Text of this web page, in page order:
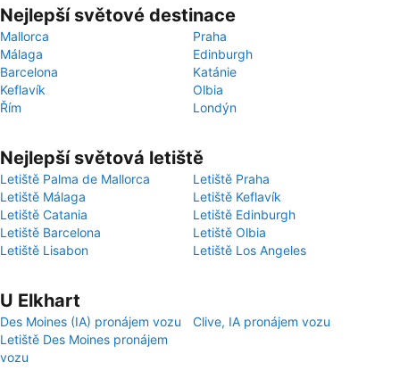
Nejlepší světové destinace
Mallorca
Praha
Málaga
Edinburgh
Barcelona
Katánie
Keflavík
Olbia
Řím
Londýn
Nejlepší světová letiště
Letiště Palma de Mallorca
Letiště Praha
Letiště Málaga
Letiště Keflavík
Letiště Catania
Letiště Edinburgh
Letiště Barcelona
Letiště Olbia
Letiště Lisabon
Letiště Los Angeles
U Elkhart
Des Moines (IA) pronájem vozu
Clive, IA pronájem vozu
Letiště Des Moines pronájem
vozu